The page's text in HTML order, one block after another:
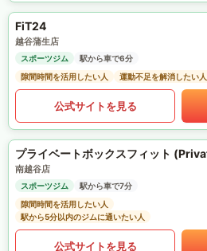
FiT24
越谷蒲生店
スポーツジム
駅から車で6分
隙間時間を活用したい人
運動不足を解消したい人
公式サイトを見る
南越谷店
スポーツジム
駅から車で7分
隙間時間を活用したい人
駅から5分以内のジムに通いたい人
公式サイトを見る